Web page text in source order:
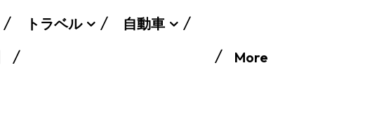
トラベル
自動車
More